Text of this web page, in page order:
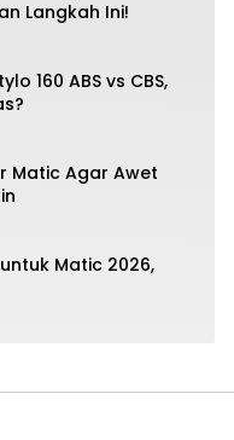
Langkah Ini!
160 ABS vs CBS,
Matic Agar Awet
Matic 2026,